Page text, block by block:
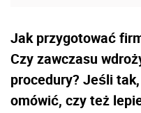
Jak przygotować
Czy zawczasu
procedury? Jeśli
omówić, czy też